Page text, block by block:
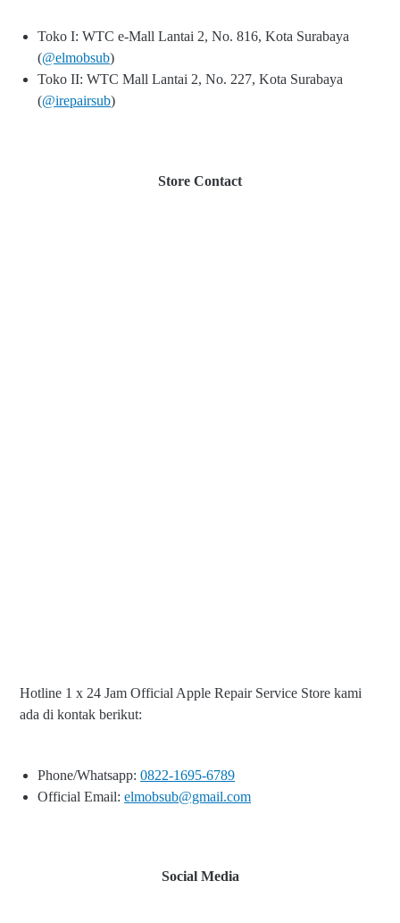
Toko I: WTC e-Mall Lantai 2, No. 816, Kota Surabaya
(@elmobsub)
Toko II: WTC Mall Lantai 2, No. 227, Kota Surabaya
(@irepairsub)
Store Contact
Hotline 1 x 24 Jam Official Apple Repair Service Store kami
ada di kontak berikut:
Phone/Whatsapp: 0822-1695-6789
Official Email: elmobsub@gmail.com
Social Media